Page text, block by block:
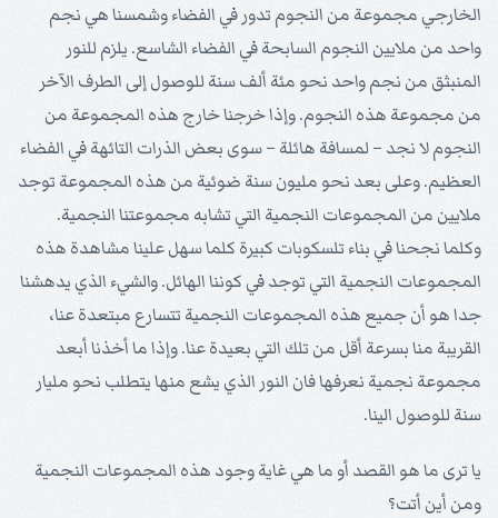
الخارجي مجموعة من النجوم تدور في الفضاء وشمسنا هي نجم
واحد من ملايين النجوم السابحة في الفضاء الشاسع. يلزم للنور
المنبثق من نجم واحد نحو مئة ألف سنة للوصول إلى الطرف الآخر
من مجموعة هذه النجوم. وإذا خرجنا خارج هذه المجموعة من
النجوم لا نجد – لمسافة هائلة – سوى بعض الذرات التائهة في الفضاء
العظيم. وعلى بعد نحو مليون سنة ضوئية من هذه المجموعة توجد
ملايين من المجموعات النجمية التي تشابه مجموعتنا النجمية.
وكلما نجحنا في بناء تلسكوبات كبيرة كلما سهل علينا مشاهدة هذه
المجموعات النجمية التي توجد في كوننا الهائل. والشيء الذي يدهشنا
جدا هو أن جميع هذه المجموعات النجمية تتسارع مبتعدة عنا،
القريبة منا بسرعة أقل من تلك التي بعيدة عنا. وإذا ما أخذنا أبعد
مجموعة نجمية نعرفها فان النور الذي يشع منها يتطلب نحو مليار
سنة للوصول الينا.
يا ترى ما هو القصد أو ما هي غاية وجود هذه المجموعات النجمية
ومن أين أتت؟